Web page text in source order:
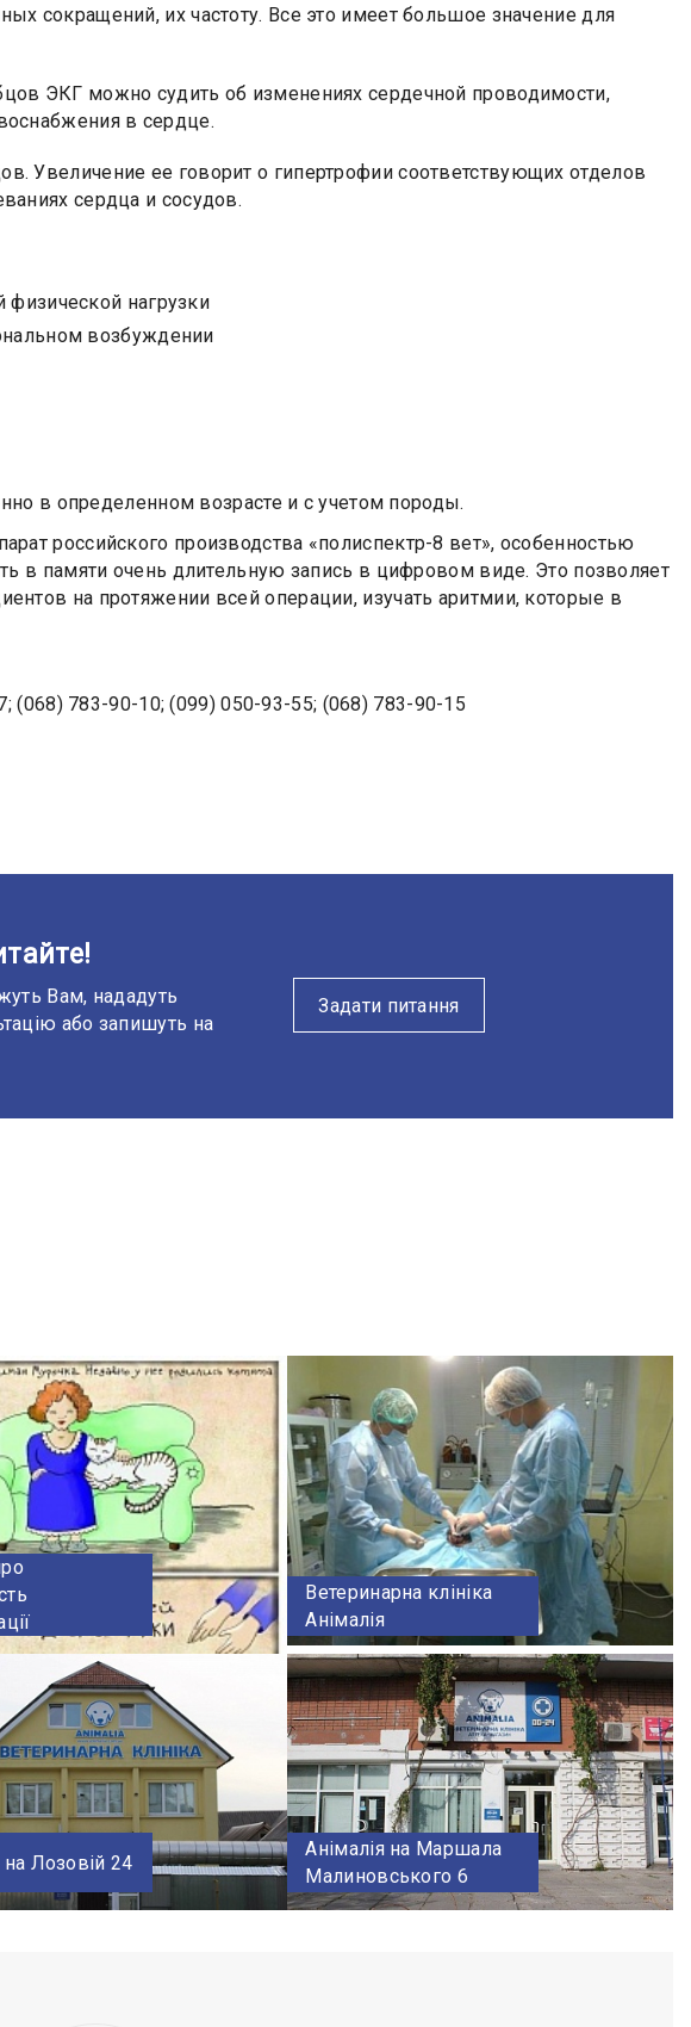
сокращений, их частоту. Все это имеет большое значение для
ЭКГ можно судить об изменениях сердечной проводимости,
в сердце.
Увеличение ее говорит о гипертрофии соответствующих отделов
сердца и сосудов.
нагрузки
возбуждении
в определенном возрасте и с учетом породы.
российского производства «полиспектр-8 вет», особенностью
в памяти очень длительную запись в цифровом виде. Это позволяет
на протяжении всей операции, изучать аритмии, которые в
(068) 783-90-10; (099) 050-93-55; (068) 783-90-15
Вам, нададуть
або запишуть на
Задати питання
Ветеринарна клініка
Анімалія
на Лозовій 24
Анімалія на Маршала
Малиновського 6